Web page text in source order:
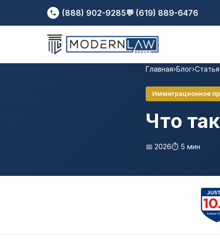
(888) 902-9285💬 (619) 889-6476
Главная›Блог›Статья
Иммиграционное
Что
📅 2026⏱️ 5 мин